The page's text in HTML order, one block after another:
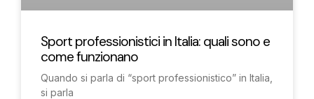
Sport professionistici in Italia: quali sono e
come funzionano
Quando si parla di “sport professionistico” in Italia,
si parla